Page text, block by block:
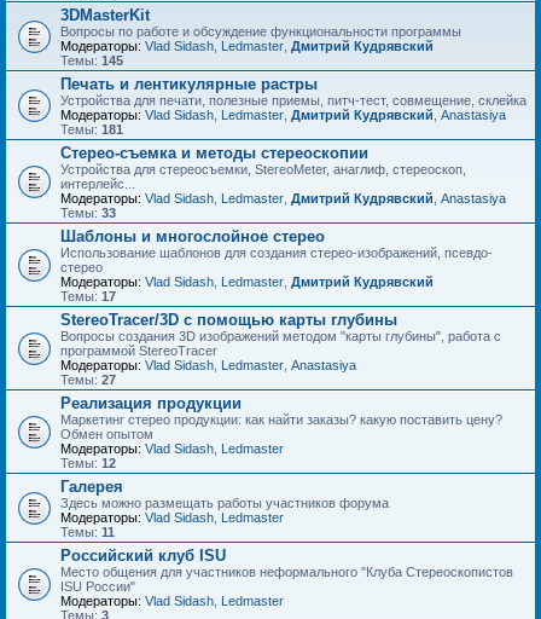
3DMasterKit
Вопросы по работе и обсуждение функциональности программы
Модераторы: Vlad Sidash Ledmaster Дмитрий Кудрявский
Темы: 145
Печать и лентикулярные растры
Устройства для печати, полезные приемы, питч-тест, совмещение, склейка
Модераторы: Vlad Sidash Ledmaster Дмитрий Кудрявский Anastasiya
Темы: 181
Стерео-съемка и методы стереоскопии
Устройства для стереосъемки, StereoMeter, анаглиф, стереоскоп,
интерлейс...
Модераторы: Vlad Sidash Ledmaster Дмитрий Кудрявский Anastasiya
Темы: 33
Шаблоны и многослойное стерео
Использование шаблонов для создания стерео-изображений, псевдо-
стерео
Модераторы: Vlad Sidash Ledmaster Дмитрий Кудрявский
Темы: 17
StereoTracer/3D с помощью карты глубины
Вопросы создания 3D изображений методом "карты глубины", работа с
программой StereoTracer
Модераторы: Vlad Sidash Ledmaster Anastasiya
Темы: 27
Реализация продукции
Маркетинг стерео продукции: как найти заказы? какую поставить цену?
Обмен опытом
Модераторы: Vlad Sidash Ledmaster
Темы: 12
Галерея
Здесь можно размещать работы участников форума
Модераторы: Vlad Sidash Ledmaster
Темы: 11
Российский клуб ISU
Место общения для участников неформального "Клуба Стереоскопистов
ISU России"
Модераторы: Vlad Sidash Ledmaster
Темы: 3